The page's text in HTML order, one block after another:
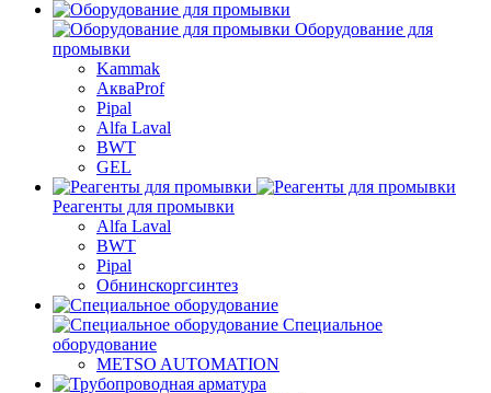
Оборудование для
промывки
Kammak
АкваProf
Pipal
Alfa Laval
BWT
GEL
Реагенты для промывки
Alfa Laval
BWT
Pipal
Обнинскоргсинтез
Специальное
оборудование
METSO AUTOMATION